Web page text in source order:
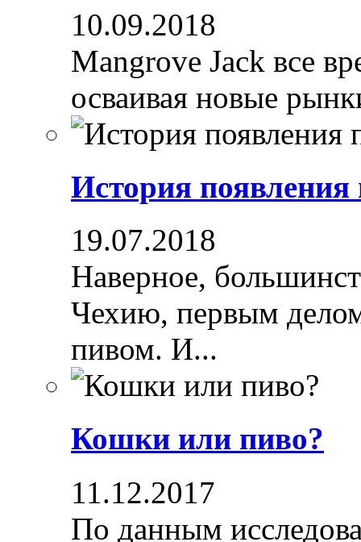
10.09.2018
Mangrove Jack все
осваивая новые
История появления
19.07.2018
Наверное,
Чехию, первым
пивом. И...
Кошки или пиво?
11.12.2017
По данным